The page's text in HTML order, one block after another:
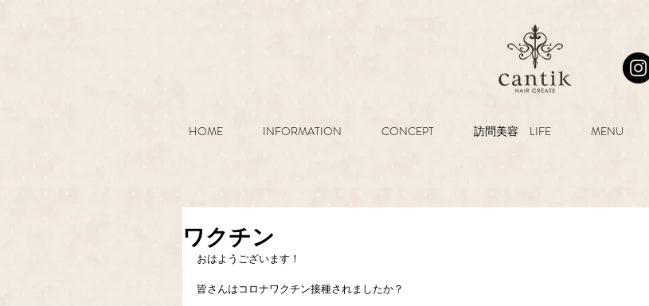
HOME INFORMATION CONCEPT 訪問美容 LIFE MENU
ワクチン
おはようございます！
皆さんはコロナワクチン接種されましたか？